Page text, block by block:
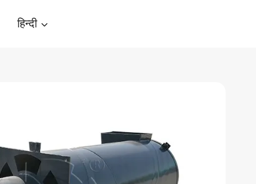
हिन्दी